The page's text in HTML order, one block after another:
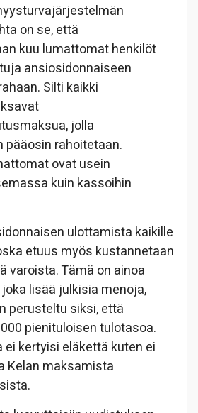
on se, että
kuu lumattomat henkilöt
ansiosidonnaiseen
Silti kaikki
jolla
pääosin rahoitetaan.
ovat usein
kuin kassoihin
ulottamista kaikille
etuus myös kustannetaan
varoista. Tämä on ainoa
lisää julkisia menoja,
perusteltu siksi, että
pienituloisen tulotasoa.
ei kertyisi eläkettä kuten ei
Kelan maksamista